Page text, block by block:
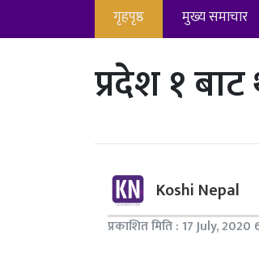
गृहपृष्ठ मुख्य समाचार
प्रदेश १
Koshi Nepal
प्रकाशित मिति : 17 July,